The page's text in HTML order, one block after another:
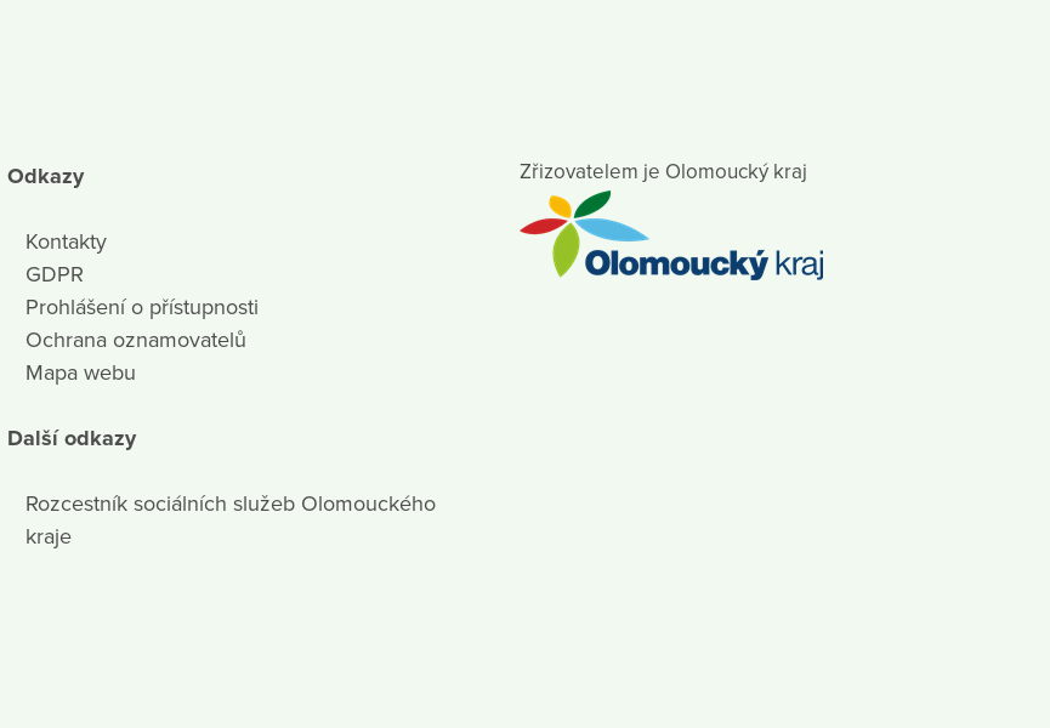
Odkazy
Kontakty
GDPR
Prohlášení o přístupnosti
Ochrana oznamovatelů
Mapa webu
Další odkazy
Rozcestník sociálních služeb Olomouckého
kraje
Zřizovatelem je Olomoucký kraj